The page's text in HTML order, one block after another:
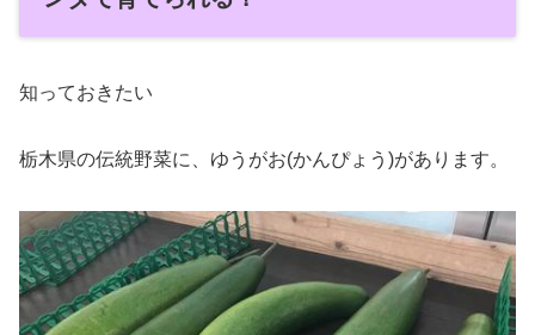
知っておきたい
栃木県の伝統野菜に、ゆうがお(かんぴょう)があります。